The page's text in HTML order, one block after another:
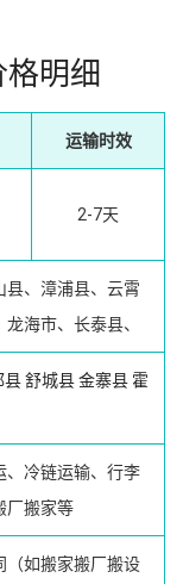
明细
运输时效
2-7天
县、漳浦县、云霄
海市、长泰县、
县舒城县金寨县 霍
、冷链运输、行李
厂搬家等
（如搬家搬厂搬设